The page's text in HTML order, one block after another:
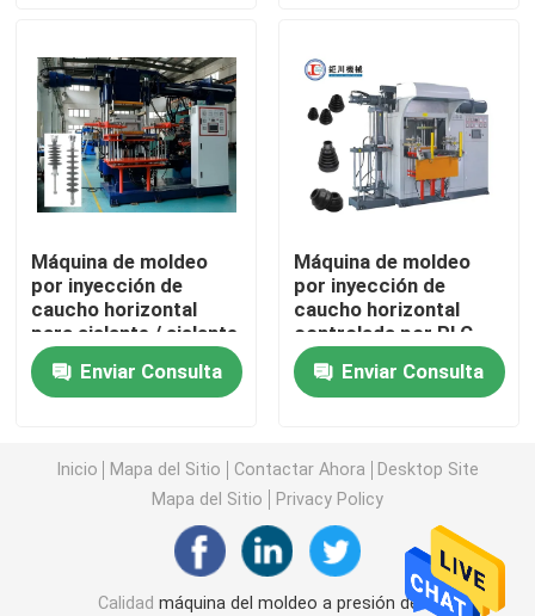
VR SHOW
máquina del moldeo a presión de la goma de silicona
Máquina de goma vertical del moldeo a presión
Máquina de moldear de compresión del vacío
Máquina de moldeo por inyección de caucho
Máquina del moldeo a presión del silicón
Máquina de goma horizontal del moldeo a presión
Máquina de moldeo
por inyección de
caucho horizontal
para aislante / aislante
de alta tensión
Enviar Consulta
Máquina de moldeo
por inyección de
caucho horizontal
controlada por PLC
para automóviles y
piezas de automóviles
Enviar Consulta
Inicio Mapa del Sitio Contactar Ahora
Desktop Site
Mapa del Sitio
Privacy Policy
Calidad máquina del moldeo a presión de la